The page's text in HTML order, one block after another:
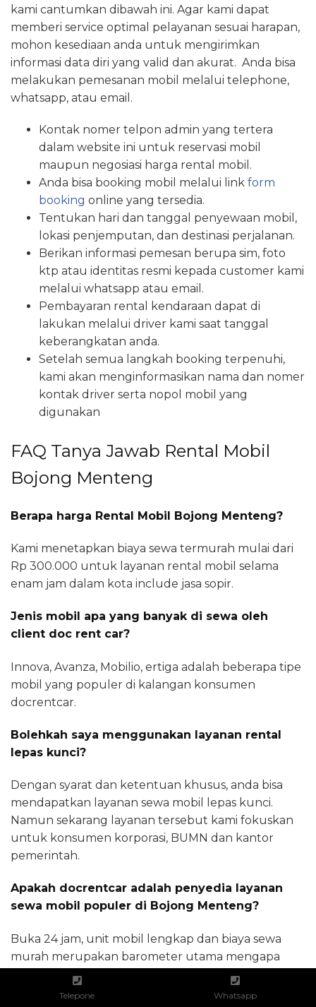
kami cantumkan dibawah ini. Agar kami dapat
memberi service optimal pelayanan sesuai harapan,
mohon kesediaan anda untuk mengirimkan
informasi data diri yang valid dan akurat. Anda bisa
melakukan pemesanan mobil melalui telephone,
whatsapp, atau email.
Kontak nomer telpon admin yang tertera
dalam website ini untuk reservasi mobil
maupun negosiasi harga rental mobil.
Anda bisa booking mobil melalui link form
booking online yang tersedia.
Tentukan hari dan tanggal penyewaan mobil,
lokasi penjemputan, dan destinasi perjalanan.
Berikan informasi pemesan berupa sim, foto
ktp atau identitas resmi kepada customer kami
melalui whatsapp atau email.
Pembayaran rental kendaraan dapat di
lakukan melalui driver kami saat tanggal
keberangkatan anda.
Setelah semua langkah booking terpenuhi,
kami akan menginformasikan nama dan nomer
kontak driver serta nopol mobil yang
digunakan
FAQ Tanya Jawab Rental Mobil
Bojong Menteng
Berapa harga Rental Mobil Bojong Menteng?
Kami menetapkan biaya sewa termurah mulai dari
Rp 300.000 untuk layanan rental mobil selama
enam jam dalam kota include jasa sopir.
Jenis mobil apa yang banyak di sewa oleh
client doc rent car?
Innova, Avanza, Mobilio, ertiga adalah beberapa tipe
mobil yang populer di kalangan konsumen
docrentcar.
Bolehkah saya menggunakan layanan rental
lepas kunci?
Dengan syarat dan ketentuan khusus, anda bisa
mendapatkan layanan sewa mobil lepas kunci.
Namun sekarang layanan tersebut kami fokuskan
untuk konsumen korporasi, BUMN dan kantor
pemerintah.
Apakah docrentcar adalah penyedia layanan
sewa mobil populer di Bojong Menteng?
Buka 24 jam, unit mobil lengkap dan biaya sewa
murah merupakan barometer utama mengapa
kami layak berstatus sebagai penyedia layanan
Sewa mobil Bekasi terpopuler.
Telepone Whatsapp